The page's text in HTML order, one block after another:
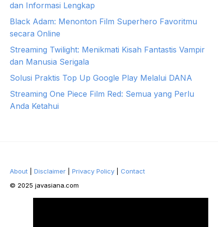
dan Informasi Lengkap
Black Adam: Menonton Film Superhero Favoritmu
secara Online
Streaming Twilight: Menikmati Kisah Fantastis Vampir
dan Manusia Serigala
Solusi Praktis Top Up Google Play Melalui DANA
Streaming One Piece Film Red: Semua yang Perlu
Anda Ketahui
About Disclaimer Privacy Policy
Contact
© 2025 javasiana.com